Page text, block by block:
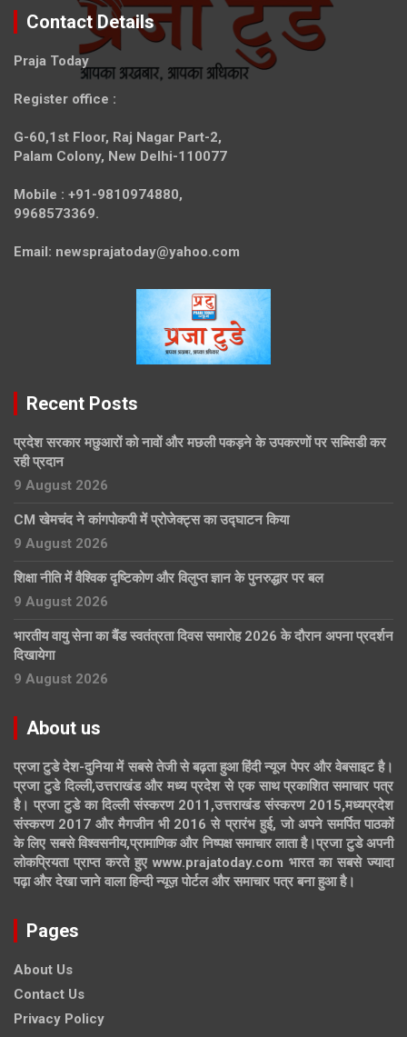
Contact Details
Praja Today
Register office :
G-60,1st Floor, Raj Nagar Part-2,
Palam Colony, New Delhi-110077
Mobile : +91-9810974880,
9968573369.
Email: newsprajatoday@yahoo.com
Recent Posts
प्रदेश सरकार मछुआरों को नावों और मछली पकड़ने के उपकरणों पर सब्सिडी कर
रही प्रदान
9 August 2026
CM खेमचंद ने कांगपोकपी में प्रोजेक्ट्स का उद्घाटन किया
9 August 2026
शिक्षा नीति में वैश्विक दृष्टिकोण और विलुप्त ज्ञान के पुनरुद्धार पर बल
9 August 2026
भारतीय वायु सेना का बैंड स्वतंत्रता दिवस समारोह 2026 के दौरान अपना प्रदर्शन
दिखायेगा
9 August 2026
About us
प्रजा टुडे देश-दुनिया में सबसे तेजी से बढ़ता हुआ हिंदी न्यूज पेपर और वेबसाइट है।
प्रजा टुडे दिल्ली,उत्तराखंड और मध्य प्रदेश से एक साथ प्रकाशित समाचार पत्र
है। प्रजा टुडे का दिल्ली संस्करण 2011,उत्तराखंड संस्करण 2015,मध्यप्रदेश
संस्करण 2017 और मैगजीन भी 2016 से प्रारंभ हुई, जो अपने समर्पित पाठकों
के लिए सबसे विश्वसनीय,प्रामाणिक और निष्पक्ष समाचार लाता है।प्रजा टुडे अपनी
लोकप्रियता प्राप्त करते हुए www.prajatoday.com भारत का सबसे ज्यादा
पढ़ा और देखा जाने वाला हिन्दी न्यूज़ पोर्टल और समाचार पत्र बना हुआ है।
Pages
About Us
Contact Us
Privacy Policy